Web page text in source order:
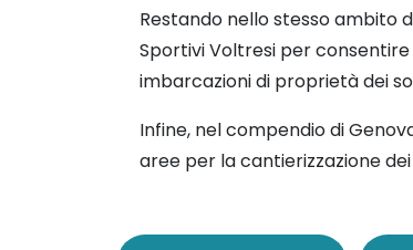
Restando nello stesso ambito
Sportivi Voltresi per
imbarcazioni di proprietà dei
Infine, nel compendio di
aree per la cantierizzazione